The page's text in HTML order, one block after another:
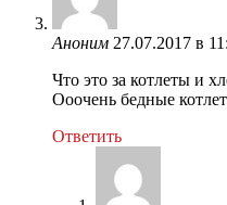
Аноним 27.07.2017 в
Что это за котлеты и
Ооочень бедные
Ответить